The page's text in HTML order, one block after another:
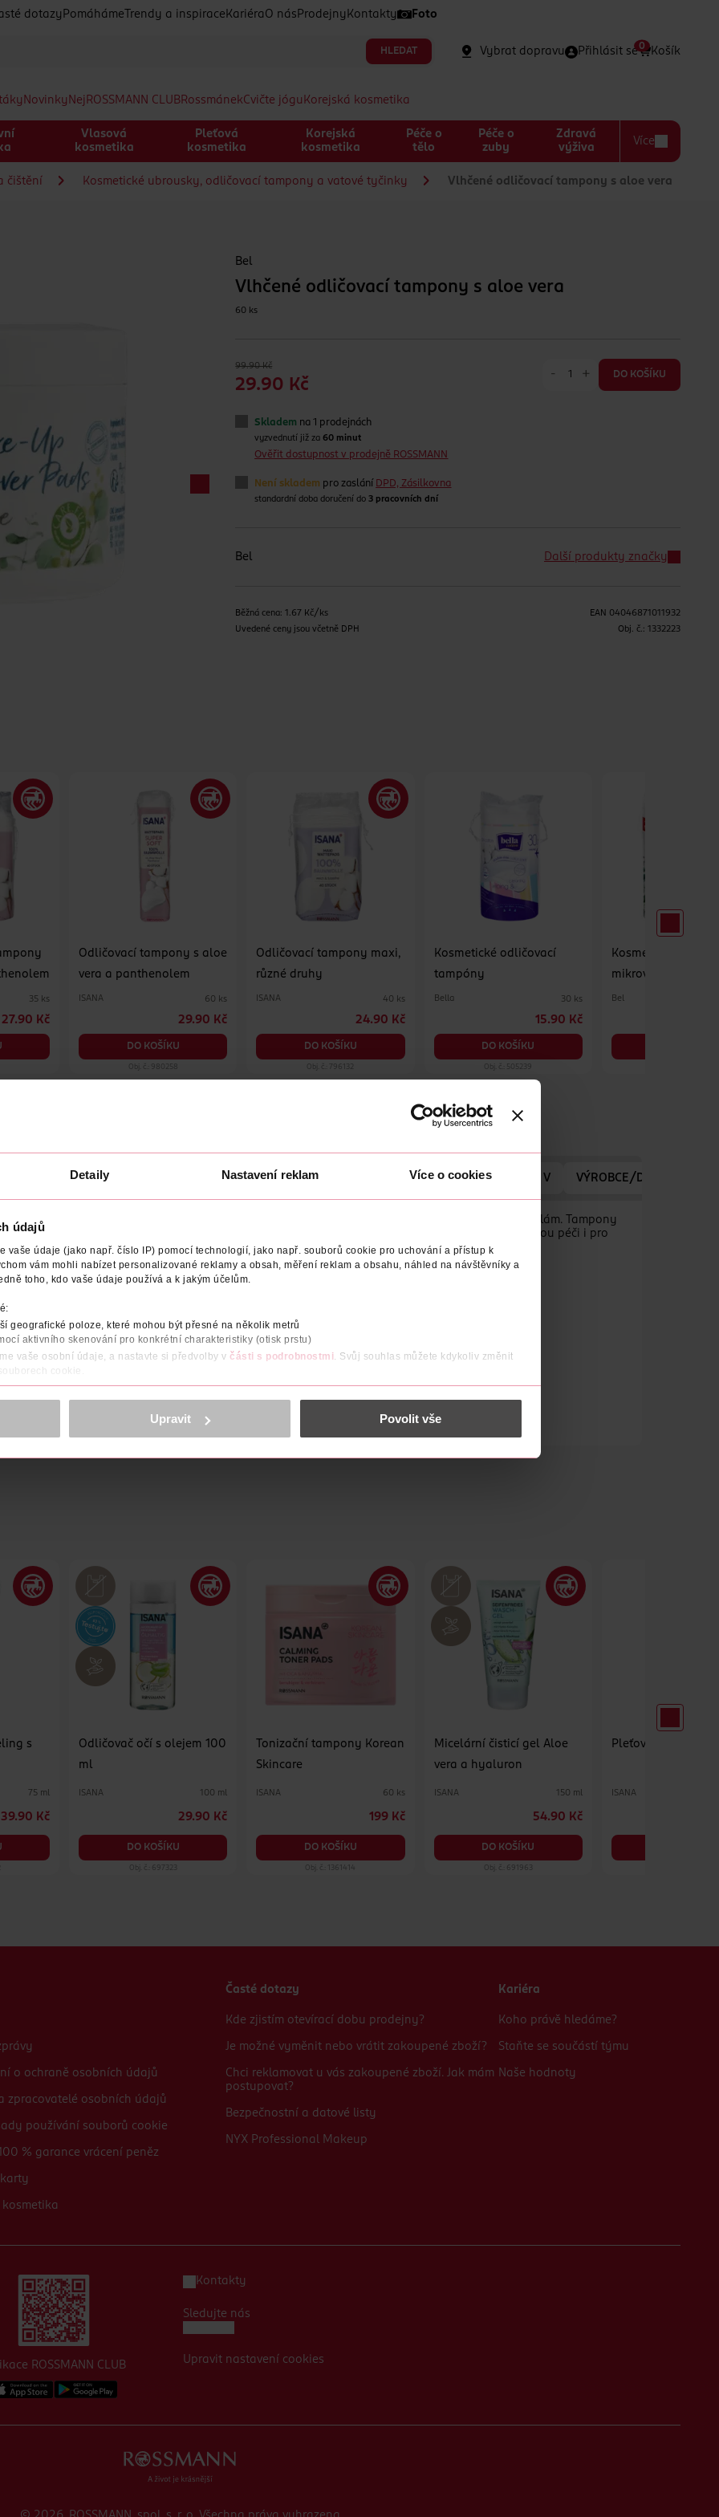
Detaily Nastavení reklam Více o cookies
údajů
vaše údaje (jako např. číslo IP) pomocí technologií, jako např. souborů cookie pro uchování a přístup k
vám mohli nabízet personalizované reklamy a obsah, měření reklam a obsahu, náhled na návštěvníky a
toho, kdo vaše údaje používá a k jakým účelům.
geografické poloze, které mohou být přesné na několik metrů
aktivního skenování pro konkrétní charakteristiky (otisk prstu)
vaše osobní údaje, a nastavte si předvolby v části s podrobnostmi . Svůj souhlas můžete kdykoliv změnit
cookie.
a reklam, funkcí sociálních médií, analýze návštěvnosti, které mohou nést osobní údaje.
osobních údajů.
<
Upravit Povolit vše
dotazy Pomáháme Trendy a inspirace Kariéra O nás Prodejny Kontakty Foto
HLEDAT Vybrat dopravu Přihlásit se Košík
0
Novinky Nej ROSSMANN CLUBRossmánekCvičte jógu Korejská kosmetika
Vlasová
kosmetika
Pleťová
kosmetika
Korejská
kosmetika
Péče o
tělo
Péče o
zuby
Zdravá
výživa
Více
čištění Kosmetické ubrousky, odličovací tampony a vatové tyčinky Vlhčené odličovací tampony s aloe vera
Bel
Vlhčené odličovací tampony s aloe vera
60 ks
99.90 Kč
29.90 Kč
- + DO KOŠÍKU
Skladem na 1 prodejnách
vyzvednutí již za60 minut
Ověřit dostupnost v prodejně ROSSMANN
Není skladem pro zaslání DPD, Zásilkovna
standardní doba doručení do 3 pracovních dní
Bel Další produkty značky
Běžná cena: 1.67 Kč/ks
Uvedené ceny jsou včetně DPH
EAN 04046871011932
Obj. č.: 1332223
35 ks
27.90 Kč
Odličovací tampony s aloe
vera a panthenolem
ISANA 60 ks
29.90 Kč
DO KOŠÍKU
Obj. č.: 980258
Odličovací tampony maxi,
různé druhy
ISANA 40 ks
24.90 Kč
DO KOŠÍKU
Obj. č.: 796132
Kosmetické odličovací
tampóny
Bella 30 ks
15.90 Kč
DO KOŠÍKU
Obj. č.: 505239
Kosmetické
mikrovláknem 3x
Bel
NÁZEV VÝROBCE/DODAVATELE ADRESA VÝROBCE/DODAVATELE VYROBENO V VÝROBCE/DODAVATEL
a efektivní čištění pleti díky přírodní 100% bavlně obohacené o aloe vera a čisticím aktivním micelám. Tampony
zanechávají pokožku svěží a hebkou. Jsou vhodné pro každodenní péči o pleť a poskytují jemnou péči i pro
pokožce
odstranění make-upu
make-upu
s
75 ml
39.90 Kč
Odličovač očí s olejem 100
ml
ISANA 100 ml
29.90 Kč
DO KOŠÍKU
Obj. č.: 697323
Tonizační tampony Korean
Skincare
ISANA 60 ks
199 Kč
DO KOŠÍKU
Obj. č.: 1361414
Micelární čisticí gel Aloe
vera a hyaluron
ISANA 150 ml
54.90 Kč
DO KOŠÍKU
Obj. č.: 691963
Pleťová maska
ISANA
o ochraně osobních údajů
zpracovatelé osobních údajů
používání souborů cookie
% garance vrácení peněz
kosmetika
Časté dotazy
Kde zjistím otevírací dobu prodejny?
Je možné vyměnit nebo vrátit zakoupené zboží?
Chci reklamovat u vás zakoupené zboží. Jak mám
postupovat?
Bezpečnostní a datové listy
NYX Professional Makeup
Kariéra
Koho právě hledáme?
Staňte se součástí týmu
Naše hodnoty
ROSSMANN CLUB
Kontakty
Sledujte nás
Upravit nastavení cookies